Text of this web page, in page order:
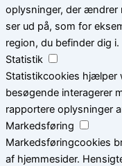
oplysninger, der ændrer
ser ud på, som for
region, du befinder dig i.
Statistik
Statistikcookies hjælper
besøgende interagerer
rapportere oplysninger
Markedsføring
Markedsføringcookies
af hjemmesider.